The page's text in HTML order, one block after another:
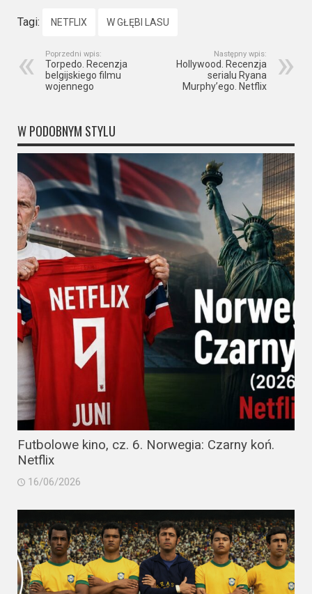
Tagi: NETFLIX W GŁĘBI LASU
Poprzedni wpis:
Torpedo. Recenzja
belgijskiego filmu
wojennego
Następny wpis:
Hollywood. Recenzja
serialu Ryana
Murphy’ego. Netflix
W PODOBNYM STYLU
Futbolowe kino, cz. 6. Norwegia: Czarny koń.
Netflix
16/06/2026